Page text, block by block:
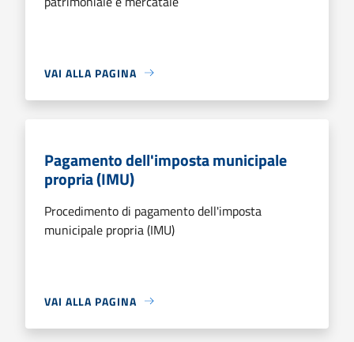
VAI ALLA PAGINA
Pagamento dell'imposta municipale
propria (IMU)
Procedimento di pagamento dell'imposta
municipale propria (IMU)
VAI ALLA PAGINA